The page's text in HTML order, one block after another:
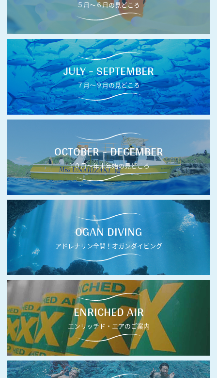
５月〜６月の見どころ
JULY - SEPTEMBER
７月〜９月の見どころ
OCTOBER - DECEMBER
１０月〜年末年始の見どころ
OGAN DIVING
アドレナリン全開！オガンダイビング
ENRICHED AIR
エンリッチド・エアのご案内